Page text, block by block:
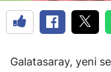
Galatasaray, yeni